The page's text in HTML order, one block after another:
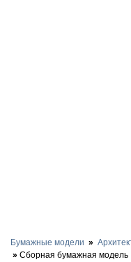
Бумажные модели
Сборная бумажная модель